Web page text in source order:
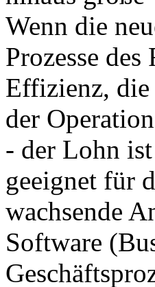
Wenn die
Prozesse
Effizienz, die
der
- der Lohn
geeignet für
wachsende
Software